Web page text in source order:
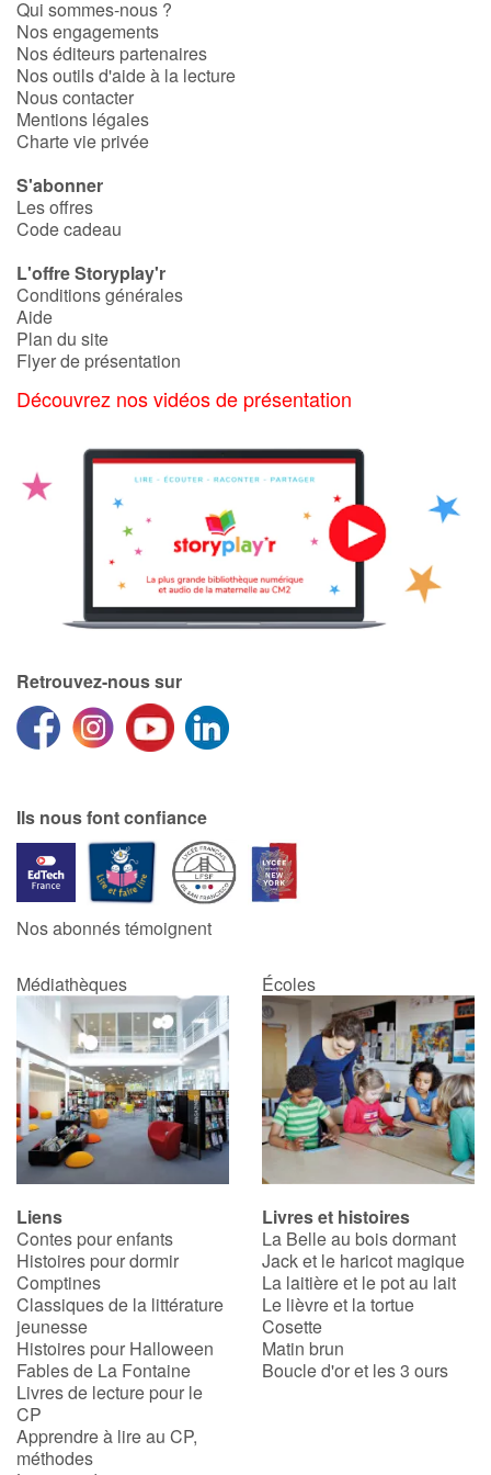
Catalogue anglais
Contraste +
Aide
Famille
Écoles
Vidéos & Tutoriaux
Rencontres et témoignages
Autour de la lecture
Apprendre à lire
Livre audio
Activités et ateliers
Apprendre les langues
Dyslexie, troubles de la lecture
Nos listes de lecture
Coups de coeur
Qui sommes-nous ?
Nos engagements
Nos éditeurs partenaires
Nos outils d'aide à la lecture
Nous contacter
Mentions légales
Charte vie privée
S'abonner
Les offres
Code cadeau
L'offre Storyplay'r
Conditions générales
Aide
Plan du site
Flyer de présentation
Découvrez nos vidéos de présentation
Retrouvez-nous sur
Ils nous font confiance
Nos abonnés témoignent
Médiathèques Écoles
Liens
Contes pour enfants
Histoires pour dormir
Comptines
Classiques de la littérature
jeunesse
Histoires pour Halloween
Fables de La Fontaine
Livres de lecture pour le
CP
Apprendre à lire au CP,
méthodes
Livres et histoires
La Belle au bois dormant
Jack et le haricot magique
La laitière et le pot au lait
Le lièvre et la tortue
Cosette
Matin brun
Boucle d'or et les 3 ours